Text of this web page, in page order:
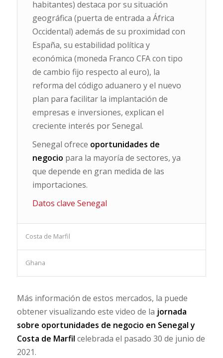
habitantes) destaca por su situación
geográfica (puerta de entrada a África
Occidental) además de su proximidad con
España, su estabilidad política y
económica (moneda Franco CFA con tipo
de cambio fijo respecto al euro), la
reforma del código aduanero y el nuevo
plan para facilitar la implantación de
empresas e inversiones, explican el
creciente interés por Senegal.
Senegal ofrece oportunidades de
negocio para la mayoría de sectores, ya
que depende en gran medida de las
importaciones.
Datos clave Senegal
Costa de Marfil
Ghana
Más información de estos mercados, la puede
obtener visualizando este video de la jornada
sobre oportunidades de negocio en Senegal y
Costa de Marfil celebrada el pasado 30 de junio de
2021.